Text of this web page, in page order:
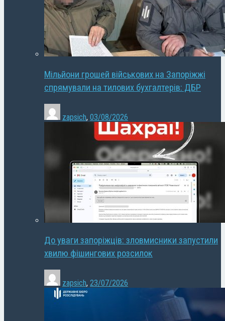
Мільйони грошей військових на Запоріжжі
спрямували на тилових бухгалтерів: ДБР
zapsich, 03/08/2026
До уваги запоріжців: зловмисники запустили
хвилю фішингових розсилок
zapsich, 23/07/2026